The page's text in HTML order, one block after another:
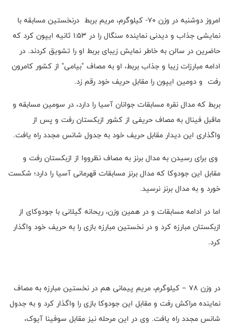
امروز دوشنبه در وزن 70- کیلوگرم، مریم بربط درنخستین مسابقه با
نمایشی جذاب و دیدنی نماینده سنگال را در 1:53 ثانیه ایپون کرد که
حاضرین در سالن به خاطر نمایش زیبای بربط او را تشویق کردند. در
ادامه مبارزات زیبا و جذاب بربط، او به مصاف "بیامی" از کشور کامرون
رفت و دومین ایپون را مقابل حریف خود رقم زد.
بربط که مدال نقره مسابقات جوانان آسیا را دارد، در سومین مسابقه و
ماقبل فینال به مصاف حریفی از کشور ازبکستان رفت و پس از
واگذاری این دیدار مقابل حریف خود به جدول شانس مجدد راه یافت.
وی برای رسیدن به مدال برنز به مصاف نظرووا از ازبکستان رفت و
مقابل این جودوکا که مدال برنز مسابقات قهرمانی آسیا را دارد؛ شکست
خورد و به مدال برنز نرسید.
اما در ادامه مسابقات و در همین وزن، ریحانه گیلانی با جودوکای از
ازبکستان مبارزه کرد و در نخستین مبارزه بازی را به حریف خود واگذار
کرد.
در وزن 78 – کیلوگرم، مریم پیمانی هم در نخستین مبارزه به مصاف
نماینده مراکش رفت و مقابل این جودوکا بازی را واگذار کرد و به جدول
شانس مجدد راه یافت. وی در این مرحله نیز مقابل سوفینا آیوک،